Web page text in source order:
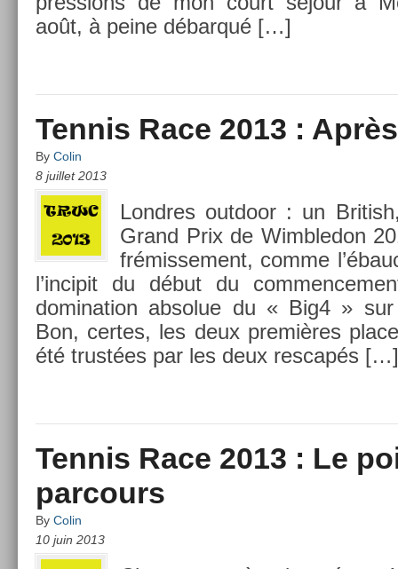
août, à peine débarqué […]
Tennis Race 2013 :
By Colin
8 juillet 2013
Londres out­door : un
Grand Prix de Wimbledon
frémis­se­ment, comme
l’in­cipit du début du
domina­tion ab­solue du « Big4 »
Bon, cer­tes, les deux premières
été trustées par les deux re­scapés […]
Tennis Race 2013 : Le
parcours
By Colin
10 juin 2013